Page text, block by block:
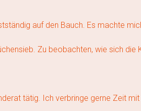
auf den Bauch. Es machte
Zu beobachten, wie sich die
tätig. Ich verbringe gerne Zeit